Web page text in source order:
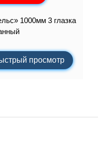
1000мм 3 глазка
просмотр